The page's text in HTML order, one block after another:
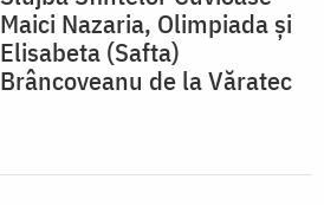
Maici Nazaria, Olimpiada și
Elisabeta (Safta)
Brâncoveanu de la Văratec